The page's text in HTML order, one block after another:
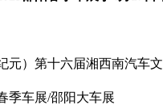
元）第十六届湘西南汽车
季车展/邵阳大车展